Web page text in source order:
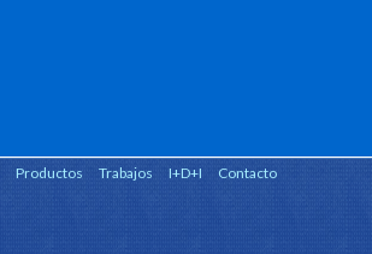
Productos Trabajos I+D+I Contacto